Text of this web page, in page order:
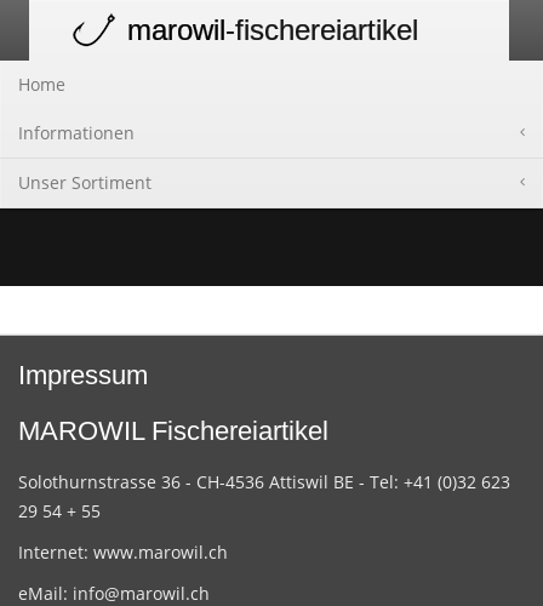
navigation
marowil-fischereiartikel
Home
Informationen
Unser Sortiment
Impressum
MAROWIL Fischereiartikel
Solothurnstrasse 36 - CH-4536 Attiswil BE - Tel: +41 (0)32 623
29 54 + 55
Internet: www.marowil.ch
eMail: info@marowil.ch